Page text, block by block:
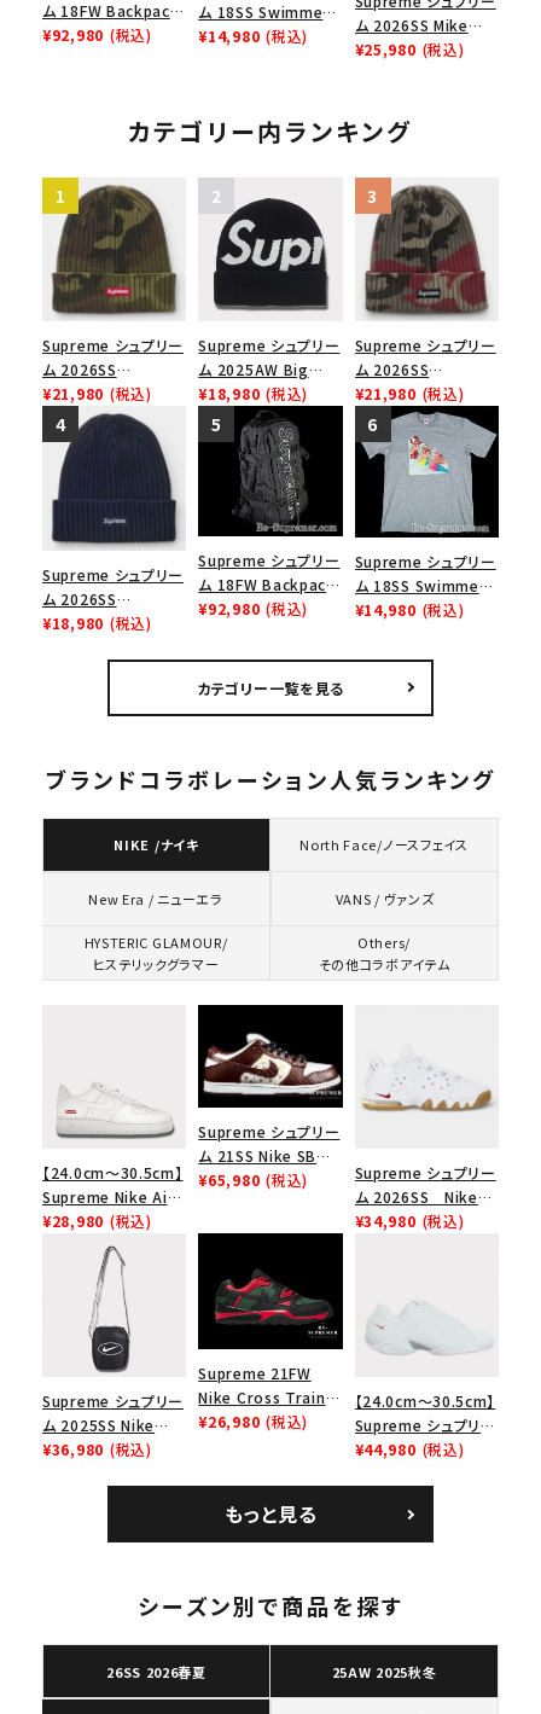
ム 18FW Backpack
バックパック リュック
¥92,980 (税込)
ム 18SS Swimmers
Tee スイマーズTシ
¥14,980 (税込)
ム 2026SS Mike
Kelley Camp Cap
ー
¥25,980 (税込)
カテゴリー内ランキング
Supreme シュプリー
ム 2026SS
Overdyed Beanie
オーバーダイド ビー
ニー ウッドランドカモ
¥21,980 (税込)
Supreme シュプリー
ム 2025AW Big
Logo Beanie ビッグ
ロゴビーニー ブラッ
ク
¥18,980 (税込)
Supreme シュプリー
ム 2026SS
Overdyed Beanie
オーバーダイド ビー
ニー レッドカモ
¥21,980 (税込)
Supreme シュプリー
ム 2026SS
Overdyed Beanie
¥18,980 (税込)
Supreme シュプリー
ム 18FW Backpack
バックパック リュック
¥92,980 (税込)
Supreme シュプリー
ム 18SS Swimmers
Tee スイマーズTシ
¥14,980 (税込)
カテゴリー一覧を見る
ブランドコラボレーション人気ランキング
NIKE /ナイキ North Face/ノースフェイス
New Era / ニューエラ VANS / ヴァンズ
HYSTERIC GLAMOUR/
ヒステリックグラマー
Others/
その他コラボアイテム
【24.0cm～30.5cm】
Supreme Nike Air
Force 1 Low シュプ
リーム ナイキエアフォ
ース１スニーカー シ
ューズ ホワイト
¥28,980 (税込)
Supreme シュプリー
ム 21SS Nike SB
Dunk Low ナイキSB
¥65,980 (税込)
Supreme シュプリー
ム 2026SS Nike
SB Air Max 2 CB 94
¥34,980 (税込)
Supreme シュプリー
ム 2025SS Nike
Leather Shoulder
¥36,980 (税込)
Supreme 21FW
Nike Cross Trainer
Low ナイキクロスト
¥26,980 (税込)
【24.0cm～30.5cm】
Supreme シュプリー
ム 2023AW Nike
カー ホワイト 白
¥44,980 (税込)
もっと見る
シーズン別で商品を探す
26SS 2026春夏 25AW 2025秋冬